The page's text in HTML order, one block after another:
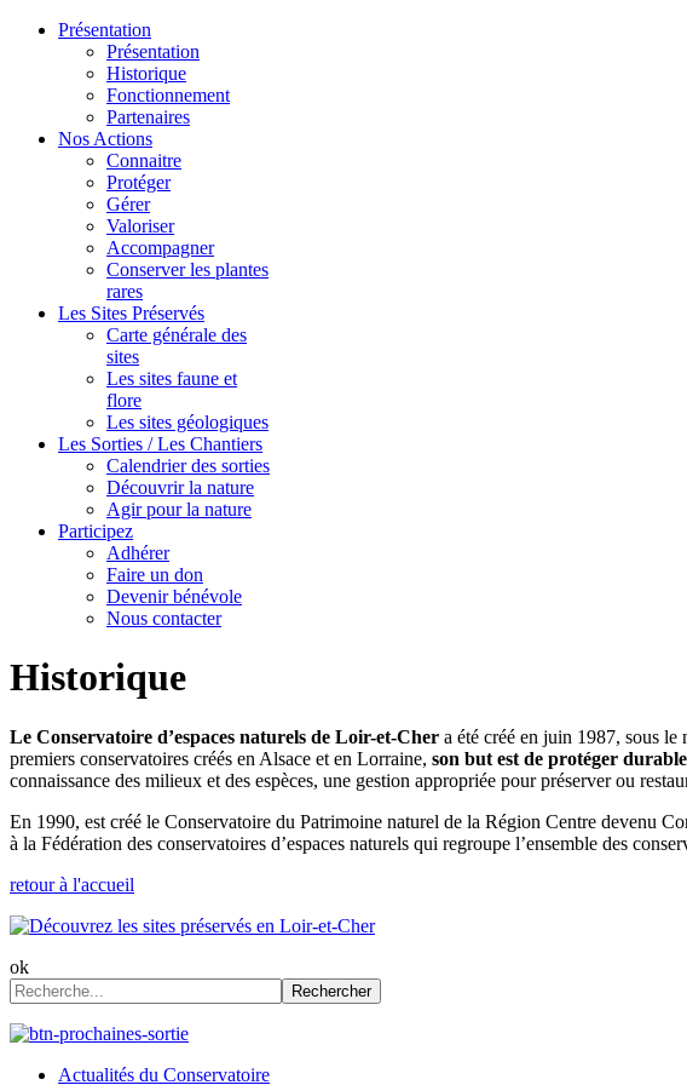
Présentation
Présentation
Historique
Fonctionnement
Partenaires
Nos Actions
Connaitre
Protéger
Gérer
Valoriser
Accompagner
Conserver les plantes
rares
Les Sites Préservés
Carte générale des
sites
Les sites faune et
flore
Les sites géologiques
Les Sorties / Les Chantiers
Calendrier des sorties
Découvrir la nature
Agir pour la nature
Participez
Adhérer
Faire un don
Devenir bénévole
Nous contacter
Historique
Le Conservatoire d’espaces naturels de Loir-et-Cher a été créé en juin 1987, sous le
premiers conservatoires créés en Alsace et en Lorraine, son but est de protéger
connaissance des milieux et des espèces, une gestion appropriée pour préserver ou
En 1990, est créé le Conservatoire du Patrimoine naturel de la Région Centre devenu
à la Fédération des conservatoires d’espaces naturels qui regroupe l’ensemble des
retour à l'accueil
ok
Rechercher
Actualités du Conservatoire